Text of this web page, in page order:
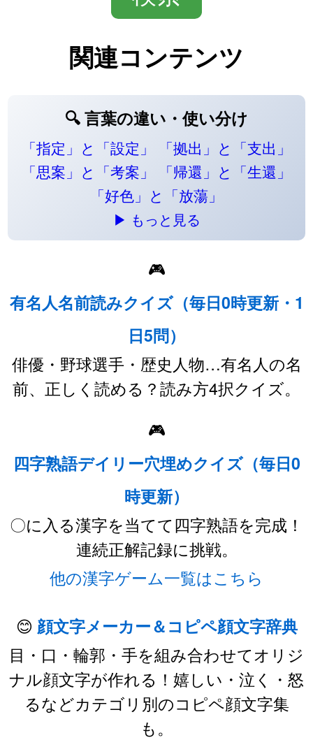
関連コンテンツ
🔍 言葉の違い・使い分け
「指定」と「設定」
「拠出」と「支出」
「思案」と「考案」
「帰還」と「生還」
「好色」と「放蕩」
▶ もっと見る
🎮
有名人名前読みクイズ（毎日0時更新・1
日5問）
俳優・野球選手・歴史人物…有名人の名
前、正しく読める？読み方4択クイズ。
🎮
四字熟語デイリー穴埋めクイズ（毎日0
時更新）
〇に入る漢字を当てて四字熟語を完成！
連続正解記録に挑戦。
他の漢字ゲーム一覧はこちら
😊 顔文字メーカー＆コピペ顔文字辞典
目・口・輪郭・手を組み合わせてオリジ
ナル顔文字が作れる！嬉しい・泣く・怒
るなどカテゴリ別のコピペ顔文字集
も。